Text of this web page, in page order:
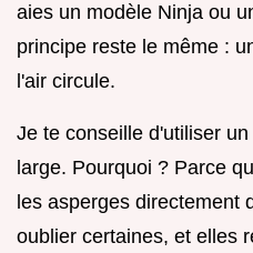
aies un modèle Ninja ou
principe reste le même :
l'air circule.
Je te conseille d'utiliser
large. Pourquoi ? Parce
les asperges directement
oublier certaines, et elles